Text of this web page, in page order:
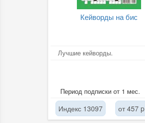
Кейворды на бис
Лучшие кейворды.
Период подписки от 1 мес.
Индекс 13097 от 457 p